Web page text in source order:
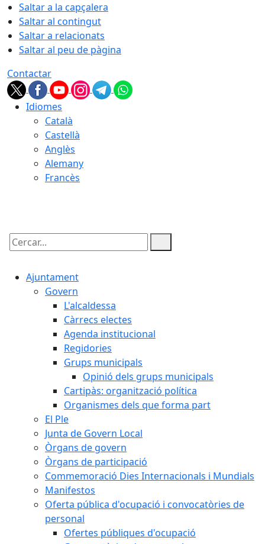
Saltar a la capçalera
Saltar al contingut
Saltar a relacionats
Saltar al peu de pàgina
Contactar
Idiomes
Català
Castellà
Anglès
Alemany
Francès
Cercar:
Ajuntament
Govern
L'alcaldessa
Càrrecs electes
Agenda institucional
Regidories
Grups municipals
Opinió dels grups municipals
Cartipàs: organització política
Organismes dels que forma part
El Ple
Junta de Govern Local
Òrgans de govern
Òrgans de participació
Commemoració Dies Internacionals i Mundials
Manifestos
Oferta pública d'ocupació i convocatòries de
personal
Ofertes públiques d'ocupació